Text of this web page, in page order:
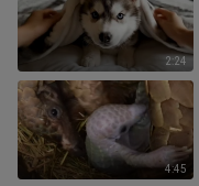
2:24
4:45